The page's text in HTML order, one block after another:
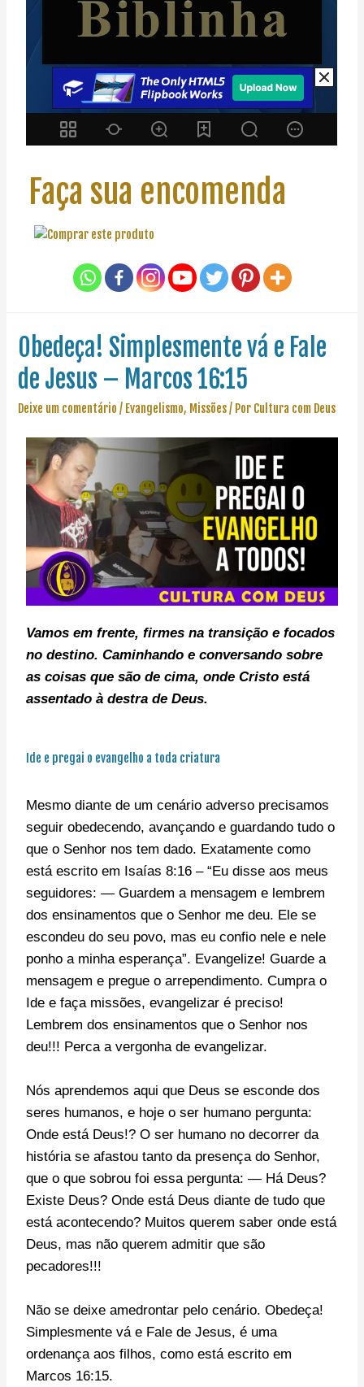
Faça sua encomenda
Obedeça! Simplesmente vá e Fale
de Jesus – Marcos 16:15
Deixe um comentário / Evangelismo, Missões/ Por Cultura com Deus
Vamos em frente, firmes na transição e focados
no destino. Caminhando e conversando sobre
as coisas que são de cima, onde Cristo está
assentado à destra de Deus.
Ide e pregai o evangelho a toda criatura
Mesmo diante de um cenário adverso precisamos
seguir obedecendo, avançando e guardando tudo o
que o Senhor nos tem dado. Exatamente como
está escrito em Isaías 8:16 – “Eu disse aos meus
seguidores: — Guardem a mensagem e lembrem
dos ensinamentos que o Senhor me deu. Ele se
escondeu do seu povo, mas eu confio nele e nele
ponho a minha esperança”. Evangelize! Guarde a
mensagem e pregue o arrependimento. Cumpra o
Ide e faça missões, evangelizar é preciso!
Lembrem dos ensinamentos que o Senhor nos
deu!!! Perca a vergonha de evangelizar.
Nós aprendemos aqui que Deus se esconde dos
seres humanos, e hoje o ser humano pergunta:
Onde está Deus!? O ser humano no decorrer da
história se afastou tanto da presença do Senhor,
que o que sobrou foi essa pergunta: — Há Deus?
Existe Deus? Onde está Deus diante de tudo que
está acontecendo? Muitos querem saber onde está
Deus, mas não querem admitir que são
pecadores!!!
Não se deixe amedrontar pelo cenário. Obedeça!
Simplesmente vá e Fale de Jesus, é uma
ordenança aos filhos, como está escrito em
Marcos 16:15.